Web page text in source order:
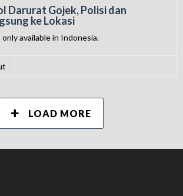
LOAD MORE
Darurat Gojek, Polisi dan
ke Lokasi
available in Indonesia.